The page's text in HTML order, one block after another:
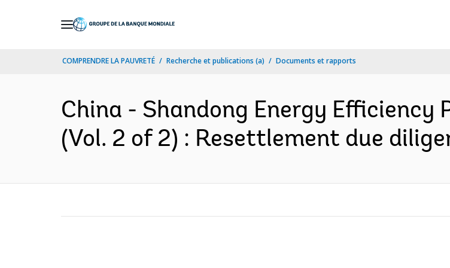
COMPRENDRE LA PAUVRETÉ Recherche et publications (a) Documents et rapports
China - Shandong Energy
(Vol. 2 of 2) : Resettlement due